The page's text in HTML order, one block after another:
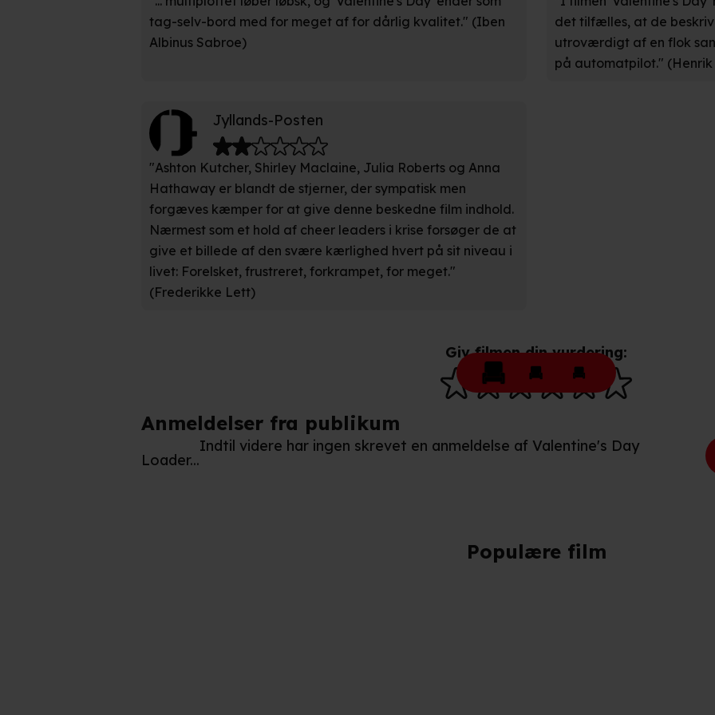
hele websitet.
Vi bruger egne cookies og cookies fra tredjeparter til at optimere dit besøg på vores
funktionalitet, generere statistik, huske dine præferencer og til markedsføring.
Når vi anvender cookies, behandler vi kortvarigt din IP-adresse. IP-adressen kan blive delt
læse mere om vores brug af cookies og behandling af dine personoplysninger i både vores
tag-selv-bord med for meget af for dårlig kvalitet." (Iben
Albinus Sabroe)
det tilfælles, at de
utroværdigt af en flok
på automatpilot." (Henrik
Jyllands-Posten
"Ashton Kutcher, Shirley Maclaine, Julia Roberts og Anna
Hathaway er blandt de stjerner, der sympatisk men
forgæves kæmper for at give denne beskedne film indhold.
Nærmest som et hold af cheer leaders i krise forsøger de at
give et billede af den svære kærlighed hvert på sit niveau i
livet: Forelsket, frustreret, forkrampet, for meget."
(Frederikke Lett)
Giv filmen din vurdering:
Anmeldelser fra publikum
Loader...
Indtil videre har ingen skrevet en anmeldelse af Valentine's Day
Populære film